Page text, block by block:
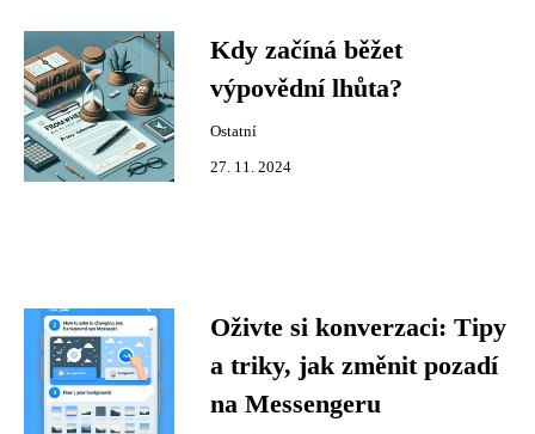
Kdy začíná běžet
výpovědní lhůta?
Ostatní
27. 11. 2024
Oživte si konverzaci: Tipy
a triky, jak změnit pozadí
na Messengeru